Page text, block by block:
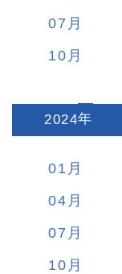
07
10
2024:
01
04
07
10